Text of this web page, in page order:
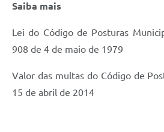
Saiba mais
Lei do Código de Posturas
908 de 4 de maio de 1979
Valor das multas do Código de
15 de abril de 2014